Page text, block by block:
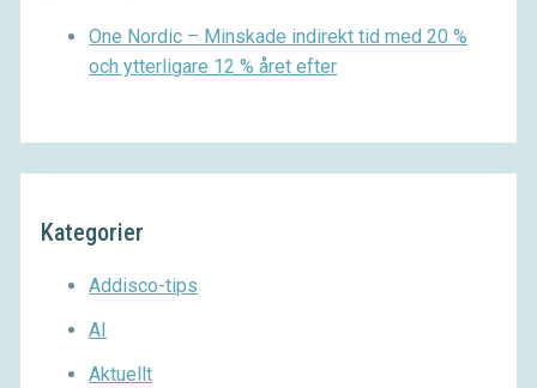
One Nordic – Minskade indirekt tid med 20 %
och ytterligare 12 % året efter
Kategorier
Addisco-tips
AI
Aktuellt